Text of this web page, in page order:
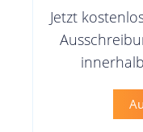
Jetzt